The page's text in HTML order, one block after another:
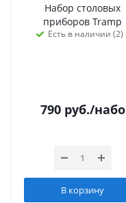
Набор столовых
приборов Tramp
Есть в наличии (2)
790руб./набо
В корзину